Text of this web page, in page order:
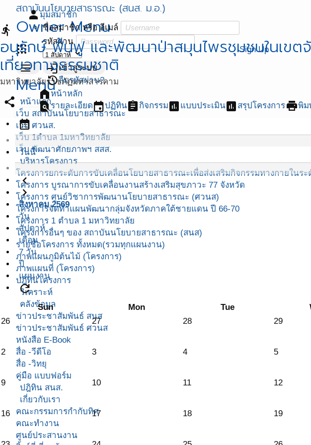
สถาบันนโยบายสาธารณะ (สนส. ม.อ.)
Owner Menu
apps
personมุมสมาชิก
ชื่อสมาชิก หรือ อีเมล์
รหัสผ่าน
loginเข้าสู่ระบบ
restoreลืมรหัสผ่าน?
Sign Up
menu
Menu
หน้าแรก
เว็บ สถาบันนโยบายสาธารณะ
เว็บ ศวนส.
เว็บ 1ตำบล 1มหาวิทยาลัย
เว็บ พัฒนาศักยภาพฯ สสส.
บริหารโครงการ
โครงการยกระดับการขับเคลื่อนโยบายสาธารณะเพื่อส่งเสริมกิจกรรมทางกายในร
โครงการ บูรณาการขับเคลื่อนงานสร้างเสริมสุขภาวะ 77 จังหวัด
โครงการ ศูนย์วิชาการพัฒนานโยบายสาธารณะ (ศวนส)
โครงการจัดทำแผนพัฒนากลุ่มจังหวัดภาคใต้ชายแดน ปี 66-70
โครงการ 1 ตำบล 1 มหาวิทยาลัย
โครงการอื่นๆ ของ สถาบันนโยบายสาธารณะ (สนส)
รายชื่อโครงการ ทั้งหมด(รวมทุกแผนงาน)
ภาพแผนภูมิต้นไม้ (โครงการ)
ภาพแผนที่ (โครงการ)
ปฎิทินโครงการ
วิเคราะห์
คลังข้อมูล
ข่าวประชาสัมพันธ์ สนส
ข่าวประชาสัมพันธ์ ศวนส
หนังสือ E-Book
สื่อ -วีดีโอ
สื่อ -วิทยุ
คู่มือ แบบฟอร์ม
ปฎิทิน สนส.
เกี่ยวกับเรา
คณะกรรมการกำกับทิศ
คณะทำงาน
ศูนย์ประสานงาน
directions_run
อนุรักษ์ ฟื้นฟู และพัฒนาป่าสมุนไพรชุมชนในเขต
เที่ยวทางธรรมชาติ
มหาวิทยาลัยราชภัฏมหาสารคาม
share
homeหน้าหลัก
find_in_pageรายละเอียดeventปฏิทินassignmentกิจกรรมassessment แบบประเมินassessment สรุปโครงการprintพิม
calendar_month
วันนี้
navigate_before
navigate_next
สิงหาคม 2569
วัน
สัปดาห์
เดือน
7 วัน
ปี
แผนงาน
refresh
Sun Mon Tue
26
27 28 29
2 3 4 5
9 10 11 12
16 17 18 19